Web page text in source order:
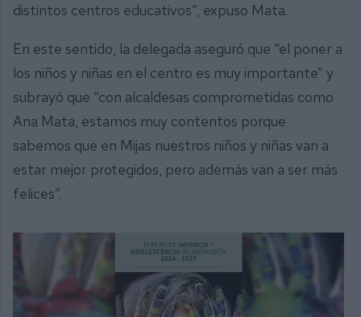
distintos centros educativos”, expuso Mata.
En este sentido, la delegada aseguró que “el poner a
los niños y niñas en el centro es muy importante” y
subrayó que “con alcaldesas comprometidas como
Ana Mata, estamos muy contentos porque
sabemos que en Mijas nuestros niños y niñas van a
estar mejor protegidos, pero además van a ser más
felices”.